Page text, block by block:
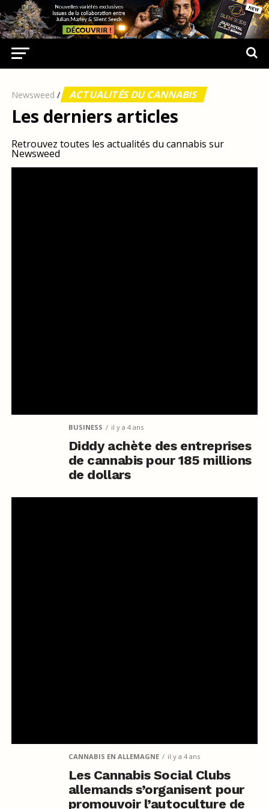
Newsweed / ACTUALITÉS DU CANNABIS
Les derniers articles
Retrouvez toutes les actualités du cannabis sur
Newsweed
BUSINESS il y a 4 ans
Diddy achète des entreprises
de cannabis pour 185 millions
de dollars
CANNABIS EN ALLEMAGNE il y a 4 ans
Les Cannabis Social Clubs
allemands s’organisent pour
promouvoir l’autoculture de